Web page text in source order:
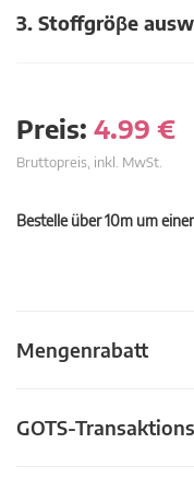
3. Stoffgröβe
Preis: 4.99 €
Bruttopreis, inkl. MwSt.
Bestelle über 10m um
Mengenrabatt
GOTS-